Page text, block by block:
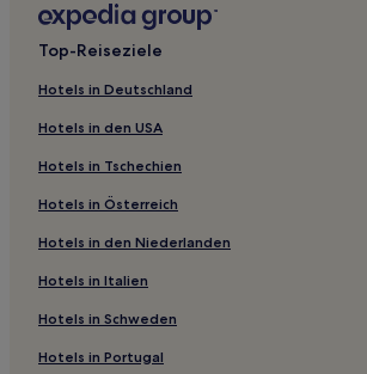
Hotels nahe Bahnhof Port Lotniczy
Międzyzdroje Hotels
Bezrzecze Hotels
Hotels nahe Bahnhof Goleniów
Hotels nahe Historisches Museum von
Woiwodschaft Westpommern: Hotels
Powiat Gryficki: Hotels
Hotels nahe Bahnhof Szczecin Dabie
Łunowo Hotels
Swinemünde Hotels
Top-Reiseziele
Hotels in Deutschland
Hotels in den USA
Hotels in Tschechien
Hotels in Österreich
Hotels in den Niederlanden
Hotels in Italien
Hotels in Schweden
Hotels in Portugal